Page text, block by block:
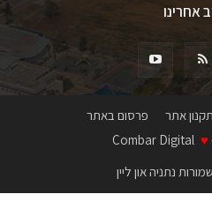
אחרינו
תקנון אתר
פרסום באתר
♥
נתניה און ליין